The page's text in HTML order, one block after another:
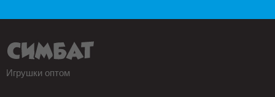
Игрушки оптом